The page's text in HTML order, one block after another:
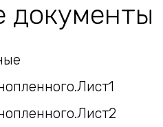
документы